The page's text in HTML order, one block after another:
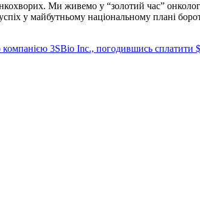
Ми живемо у “золотий час”
у майбутньому національному плані
3SBio Inc., погодившись сплатити